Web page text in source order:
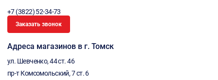
+7 (3822) 52-34-73
Заказать звонок
Адреса магазинов в г. Томск
ул. Шевченко, 44 ст. 46
пр-т Комсомольский, 7 ст. 6